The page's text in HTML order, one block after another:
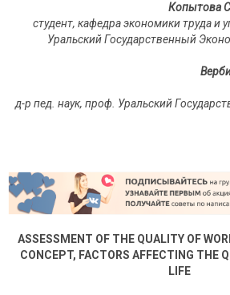
Копытова
студент, кафедра экономики труда и
Уральский Государственный
д-р пед. наук, проф. Уральский
ASSESSMENT OF THE QUALITY OF
CONCEPT, FACTORS AFFECTING THE
LIFE